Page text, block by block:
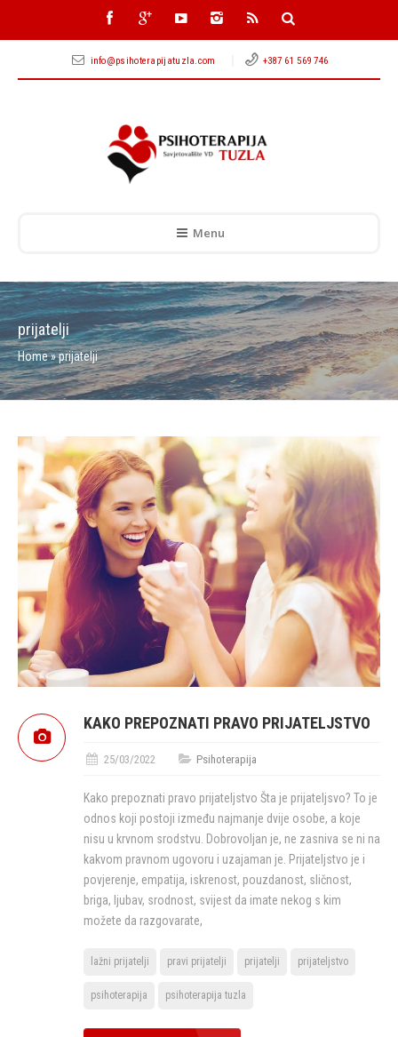
info@psihoterapijatuzla.com +387 61 569 746
Menu
prijatelji
Home»prijatelji
KAKO PREPOZNATI PRAVO PRIJATELJSTVO
25/03/2022 Psihoterapija
Kako prepoznati pravo prijateljstvo Šta je prijateljsvo? To je
odnos koji postoji između najmanje dvije osobe, a koje
nisu u krvnom srodstvu. Dobrovoljan je, ne zasniva se ni na
kakvom pravnom ugovoru i uzajaman je. Prijateljstvo je i
povjerenje, empatija, iskrenost, pouzdanost, sličnost,
briga, ljubav, srodnost, svijest da imate nekog s kim
možete da razgovarate,
lažni prijatelji pravi prijatelji prijatelji prijateljstvo
psihoterapija psihoterapija tuzla